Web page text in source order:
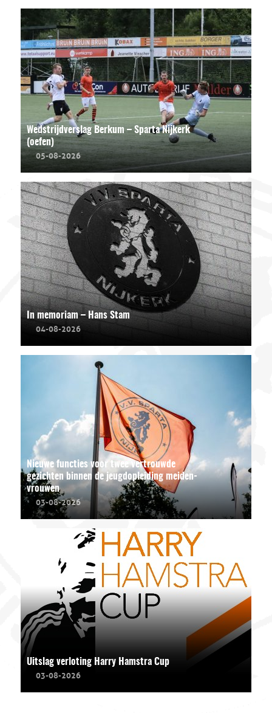
Wedstrijdverslag Berkum – Sparta Nijkerk
(oefen)
05-08-2026
In memoriam – Hans Stam
04-08-2026
Nieuwe functies voor twee vertrouwde
gezichten binnen de jeugdopleiding meiden-
vrouwen
03-08-2026
Uitslag verloting Harry Hamstra Cup
03-08-2026